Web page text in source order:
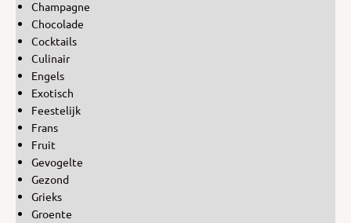
Champagne
Chocolade
Cocktails
Culinair
Engels
Exotisch
Feestelijk
Frans
Fruit
Gevogelte
Gezond
Grieks
Groente